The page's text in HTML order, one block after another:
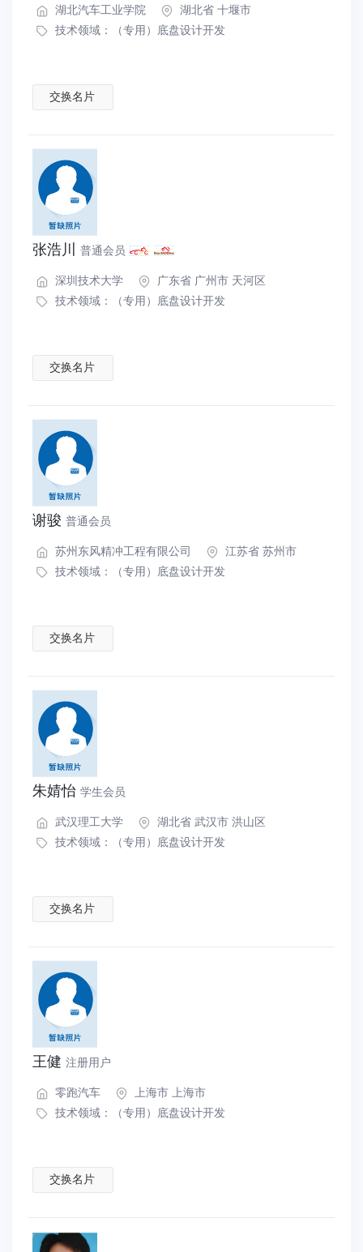
湖北汽车工业学院
湖北省 十堰市
技术领域：
（专用）底盘设计开发
交换名片
张浩川 普通会员
深圳技术大学
广东省 广州市 天河区
技术领域：
（专用）底盘设计开发
交换名片
谢骏 普通会员
苏州东风精冲工程有限公司
江苏省 苏州市
技术领域：
（专用）底盘设计开发
交换名片
朱婧怡 学生会员
武汉理工大学
湖北省 武汉市 洪山区
技术领域：
（专用）底盘设计开发
交换名片
王健 注册用户
零跑汽车
上海市 上海市
技术领域：
（专用）底盘设计开发
交换名片